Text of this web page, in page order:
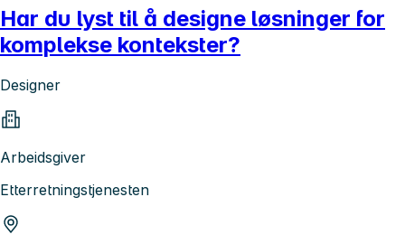
Har du lyst til å designe løsninger for
komplekse kontekster?
Designer
Arbeidsgiver
Etterretningstjenesten